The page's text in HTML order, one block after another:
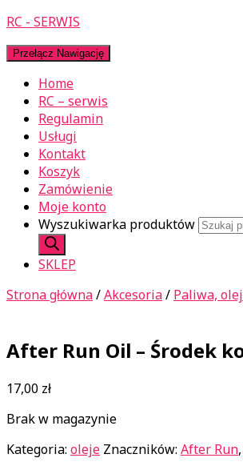
RC - SERWIS
Przełącz Nawigację
Home
RC – serwis
Regulamin
Usługi
Kontakt
Koszyk
Zamówienie
Moje konto
Wyszukiwarka produktów
SKLEP
Strona główna/Akcesoria/ Paliwa,
After Run Oil – Środek
17,00 zł
Brak w magazynie
Kategoria: oleje Znaczników: After Run,